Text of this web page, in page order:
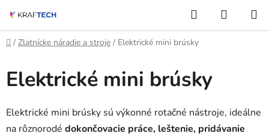
obsah
Hľadať
KOŠÍK
Domov
/ Zlatnícke náradie a stroje / Elektrické mini brúsky
Elektrické mini brúsky
Elektrické mini brúsky sú výkonné rotačné nástroje, ideálne
na rôznorodé dokončovacie práce, leštenie, pridávanie